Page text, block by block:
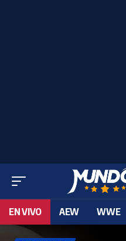
EN VIVO AEW WWE